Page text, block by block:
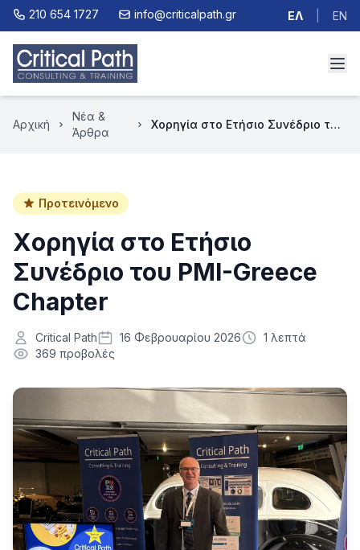
210 654 1727 info@criticalpath.gr ΕΛ EN
Αρχική
Νέα &
Άρθρα
Xορηγία στο Ετήσιο Συνέδριο του PMI-Greece Chapter
Προτεινόμενο
Xορηγία στο Ετήσιο
Συνέδριο του PMI-Greece
Chapter
Critical Path 16 Φεβρουαρίου 2026
1 λεπτά
369 προβολές